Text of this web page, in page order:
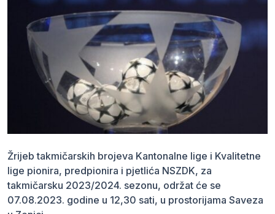
Žrijeb takmičarskih brojeva Kantonalne lige i Kvalitetne
lige pionira, predpionira i pjetlića NSZDK, za
takmičarsku 2023/2024. sezonu, održat će se
07.08.2023. godine u 12,30 sati, u prostorijama Saveza